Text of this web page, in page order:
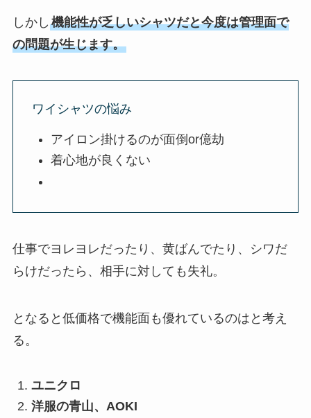
しかし 機能性が乏しいシャツだと今度は管理面で
の問題が生じます。
ワイシャツの悩み
アイロン掛けるのが面倒or億劫
着心地が良くない
仕事でヨレヨレだったり、黄ばんでたり、シワだ
らけだったら、相手に対しても失礼。
となると低価格で機能面も優れているのはと考え
る。
ユニクロ
洋服の青山、AOKI